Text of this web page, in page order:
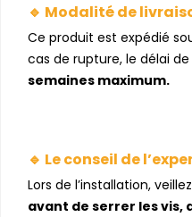
🔹 Modalité de
Ce produit est expédié
cas de rupture, le délai de
semaines maximum.
🔹 Le conseil de
Lors de l’installation,
avant de serrer les vis,